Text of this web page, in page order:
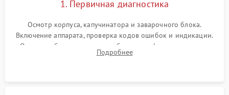
1. Первичная диагностика
Осмотр корпуса, капучинатора и заварочного блока.
Включение аппарата, проверка кодов ошибок и индикации.
Оценка работы помпы, термоблока и кофемолки на слух.
Измерение температуры и давления воды для выявления
Подробнее